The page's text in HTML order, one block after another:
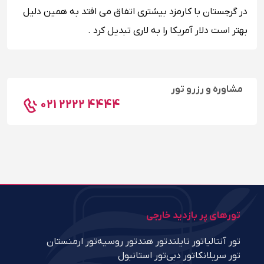
در گرجستان با کارمزد بیشتری اتفاق می افتد به همین دلیل
بهتر است دلار آمریکا را به لاری تبدیل کرد .
مشاوره و رزرو تور
021 2222 4444
تورهای پر بازدید خارجی
تور آنتالیاتور تایلندتور هندتور روسیهتور ارمنستان
تور سریلانکاتور دبیتور استانبول